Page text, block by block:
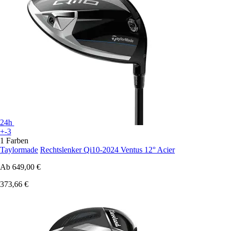
24h
+-3
1 Farben
Taylormade Rechtslenker Qi10-2024 Ventus 12° Acier
Ab 649,00 €
373,66 €